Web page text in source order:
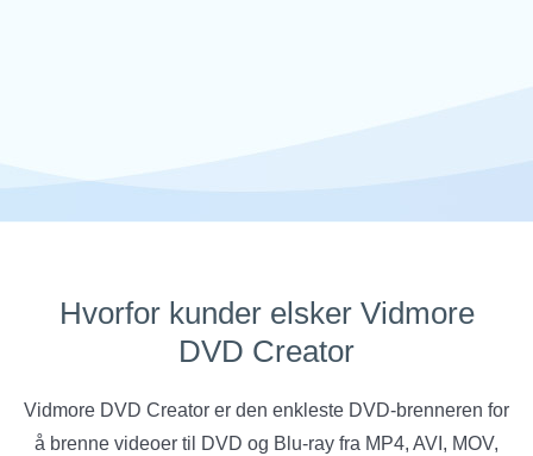
Hvorfor kunder elsker Vidmore
DVD Creator
Vidmore DVD Creator er den enkleste DVD-brenneren for
å brenne videoer til DVD og Blu-ray fra MP4, AVI, MOV,